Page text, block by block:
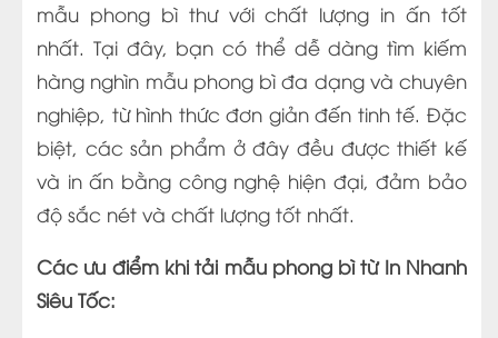
mẫu phong bì thư với chất lượng in ấn tốt
nhất. Tại đây, bạn có thể dễ dàng tìm kiếm
hàng nghìn mẫu phong bì đa dạng và chuyên
nghiệp, từ hình thức đơn giản đến tinh tế. Đặc
biệt, các sản phẩm ở đây đều được thiết kế
và in ấn bằng công nghệ hiện đại, đảm bảo
độ sắc nét và chất lượng tốt nhất.
Các ưu điểm khi tải mẫu phong bì từ In Nhanh
Siêu Tốc: